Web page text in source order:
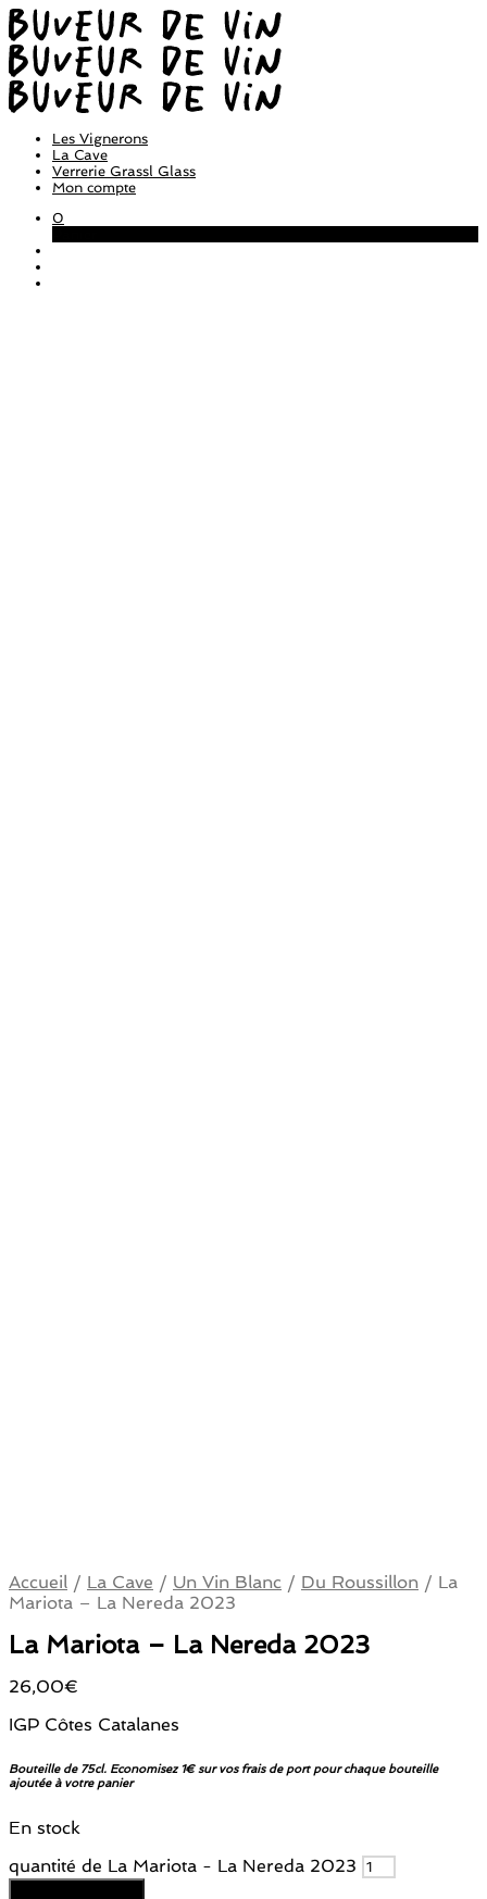
Les Vignerons
La Cave
Verrerie Grassl Glass
Mon compte
0
Accueil / La Cave / Un Vin Blanc / Du Roussillon / La
Mariota – La Nereda 2023
La Mariota – La Nereda 2023
26,00€
IGP Côtes Catalanes
Bouteille de 75cl. Economisez 1€ sur vos frais de port pour chaque bouteille
ajoutée à votre panier
En stock
quantité de La Mariota - La Nereda 2023